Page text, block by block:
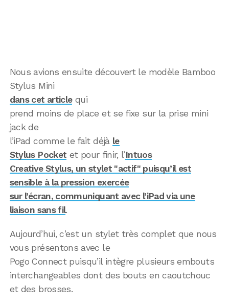
Nous avions ensuite découvert le modèle Bamboo
Stylus Mini
dans cet articlequi
prend moins de place et se fixe sur la prise mini
jack de
l’iPad comme le fait déjà le
Stylus Pocket et pour finir, l’Intuos
Creative Stylus, un stylet "actif" puisqu’il est
sensible à la pression exercée
sur l’écran, communiquant avec l’iPad via une
liaison sans fil.
Aujourd’hui, c’est un stylet très complet que nous
vous présentons avec le
Pogo Connect puisqu’il intègre plusieurs embouts
interchangeables dont des bouts en caoutchouc
et des brosses.